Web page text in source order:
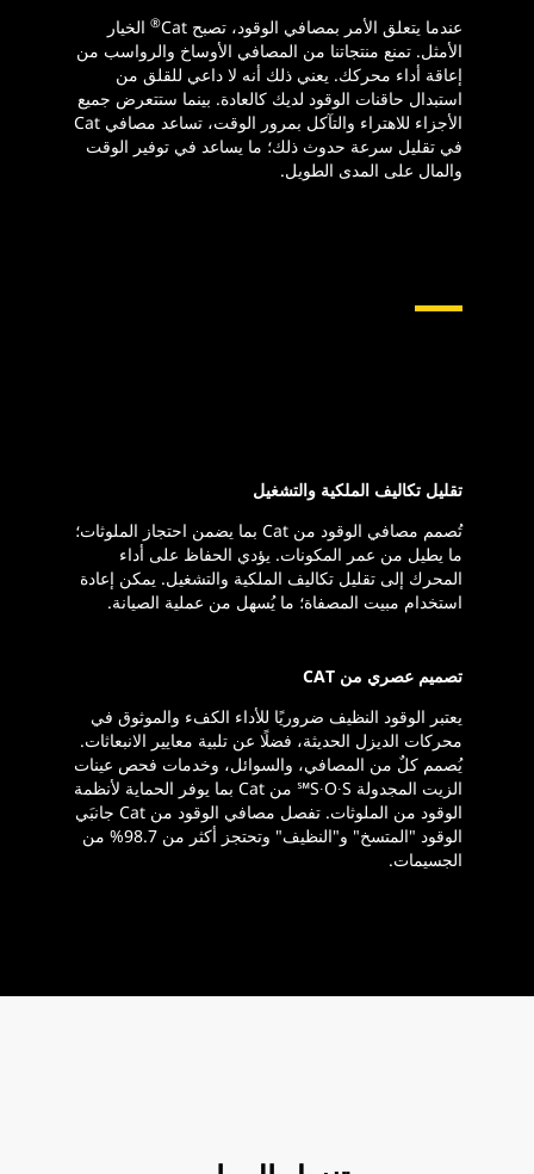
عندما يتعلق الأمر بمصافي الوقود، تصبح Cat ® الخيار
الأمثل. تمنع منتجاتنا من المصافي الأوساخ والرواسب من
إعاقة أداء محركك. يعني ذلك أنه لا داعي للقلق من
استبدال حاقنات الوقود لديك كالعادة. بينما ستتعرض جميع
الأجزاء للاهتراء والتآكل بمرور الوقت، تساعد مصافي Cat
في تقليل سرعة حدوث ذلك؛ ما يساعد في توفير الوقت
والمال على المدى الطويل.
تقليل تكاليف الملكية والتشغيل
تُصمم مصافي الوقود من Cat بما يضمن احتجاز الملوثات؛
ما يطيل من عمر المكونات. يؤدي الحفاظ على أداء
المحرك إلى تقليل تكاليف الملكية والتشغيل. يمكن إعادة
استخدام مبيت المصفاة؛ ما يُسهل من عملية الصيانة.
تصميم عصري من CAT
يعتبر الوقود النظيف ضروريًا للأداء الكفء والموثوق في
محركات الديزل الحديثة، فضلًا عن تلبية معايير الانبعاثات.
يُصمم كلٌ من المصافي، والسوائل، وخدمات فحص عينات
الزيت المجدولة S∙O∙S℠ من Cat بما يوفر الحماية لأنظمة
الوقود من الملوثات. تفصل مصافي الوقود من Cat جانبَي
الوقود "المتسخ" و"النظيف" وتحتجز أكثر من 98.7% من
الجسيمات.